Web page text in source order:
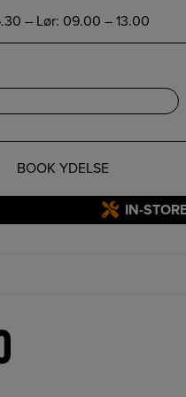
– Lør: 09.00 – 13.00
BOOK YDELSE
IN-